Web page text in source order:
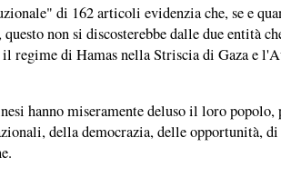
di 162 articoli evidenzia che, se e
non si discosterebbe dalle due entità
regime di Hamas nella Striscia di Gaza e
hanno miseramente deluso il loro
della democrazia, delle opportunità,